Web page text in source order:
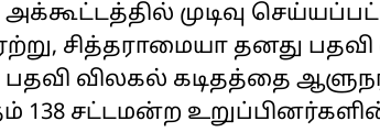
முடிவு
சித்தராமையா தனது
பதவி விலகல் கடிதத்தை
138 சட்டமன்ற